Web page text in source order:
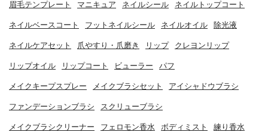
眉毛テンプレート マニキュア ネイルシール ネイルトップコート
ネイルベースコート フットネイルシール ネイルオイル 除光液
ネイルケアセット 爪やすり・爪磨き リップ クレヨンリップ
リップオイル リップコート ビューラー パフ
メイクキープスプレー メイクブラシセット アイシャドウブラシ
ファンデーションブラシ スクリューブラシ
メイクブラシクリーナー フェロモン香水 ボディミスト 練り香水